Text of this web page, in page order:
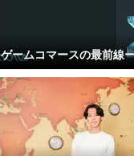
ゲームコマースの最前線